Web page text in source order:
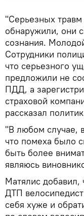
"Серьезных
обнаружили, они
сознания.
Сотрудники
что серьезного
предложили не
ПДД, а
страховой
рассказал
"В любом случае,
что помеха было
быть более
являюсь
Матялис
ДТП велосипедист
себя хуже и